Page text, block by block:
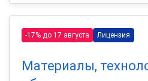
-17% до 17 августа Лицензия
Материалы,